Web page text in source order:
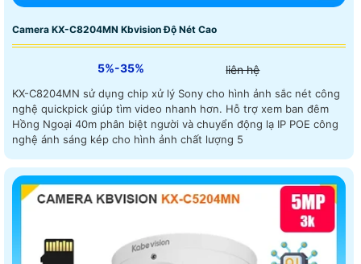
Camera KX-C8204MN Kbvision Độ Nét Cao
5%-35% liên hệ
KX-C8204MN sử dụng chip xử lý Sony cho hình ảnh sắc nét công
nghệ quickpick giúp tìm video nhanh hơn. Hỗ trợ xem ban đêm
Hồng Ngoại 40m phân biệt người và chuyển động lạ IP POE công
nghệ ánh sáng kép cho hình ảnh chất lượng 5